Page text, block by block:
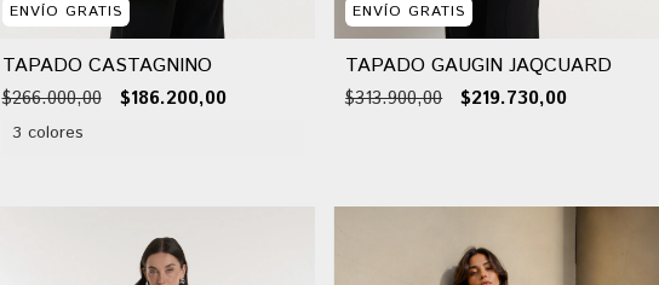
ENVÍO GRATIS
TAPADO CASTAGNINO
$266.000,00 $186.200,00
3 colores
ENVÍO GRATIS
TAPADO GAUGIN JAQCUARD
$313.900,00 $219.730,00